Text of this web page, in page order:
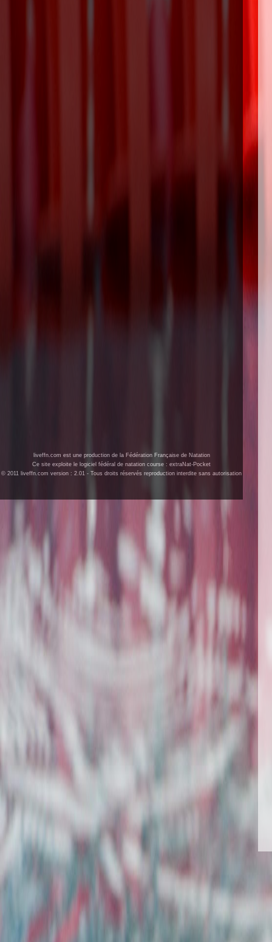
liveffn.com est une production de la Fédération Française de Natation
Ce site exploite le logiciel fédéral de natation course : extraNat-Pocket
© 2011 liveffn.com version : 2.01 - Tous droits réservés reproduction interdite sans autorisation